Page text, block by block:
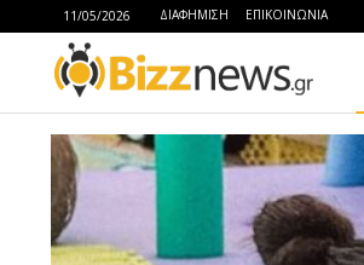
11/05/2026 ΔΙΑΦΗΜΙΣΗ ΕΠΙΚΟΙΝΩΝΙΑ